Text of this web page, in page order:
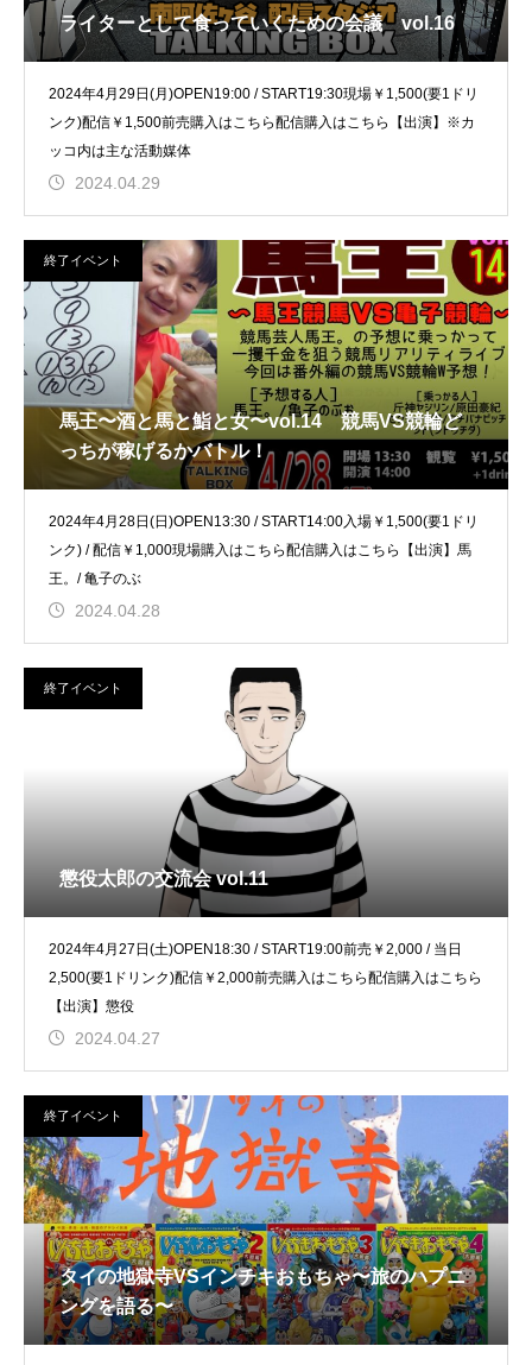
ライターとして食っていくための会議 vol.16
2024年4月29日(月)OPEN19:00 / START19:30現場￥1,500(要1ドリ
ンク)配信￥1,500前売購入はこちら配信購入はこちら【出演】※カ
ッコ内は主な活動媒体
2024.04.29
終了イベント
馬王〜酒と馬と鮨と女〜vol.14 競馬VS競輪ど
っちが稼げるかバトル！
2024年4月28日(日)OPEN13:30 / START14:00入場￥1,500(要1ドリ
ンク) / 配信￥1,000現場購入はこちら配信購入はこちら【出演】馬
王。/ 亀子のぶ
2024.04.28
終了イベント
懲役太郎の交流会 vol.11
2024年4月27日(土)OPEN18:30 / START19:00前売￥2,000 / 当日
2,500(要1ドリンク)配信￥2,000前売購入はこちら配信購入はこちら
【出演】懲役
2024.04.27
終了イベント
タイの地獄寺VSインチキおもちゃ〜旅のハプニ
ングを語る〜